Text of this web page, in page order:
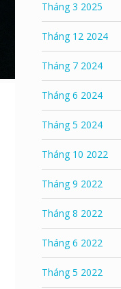
Tháng 3 2025
Tháng 12 2024
Tháng 7 2024
Tháng 6 2024
Tháng 5 2024
Tháng 10 2022
Tháng 9 2022
Tháng 8 2022
Tháng 6 2022
Tháng 5 2022